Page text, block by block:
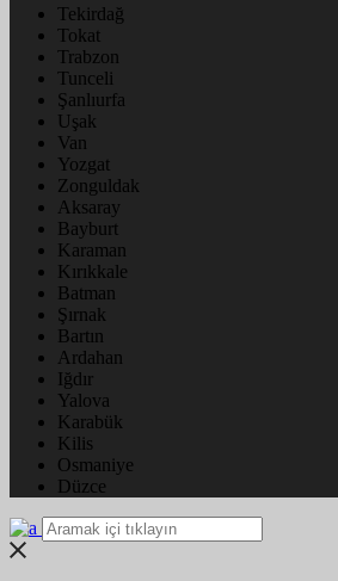
Tekirdağ
Tokat
Trabzon
Tunceli
Şanlıurfa
Uşak
Van
Yozgat
Zonguldak
Aksaray
Bayburt
Karaman
Kırıkkale
Batman
Şırnak
Bartın
Ardahan
Iğdır
Yalova
Karabük
Kilis
Osmaniye
Düzce